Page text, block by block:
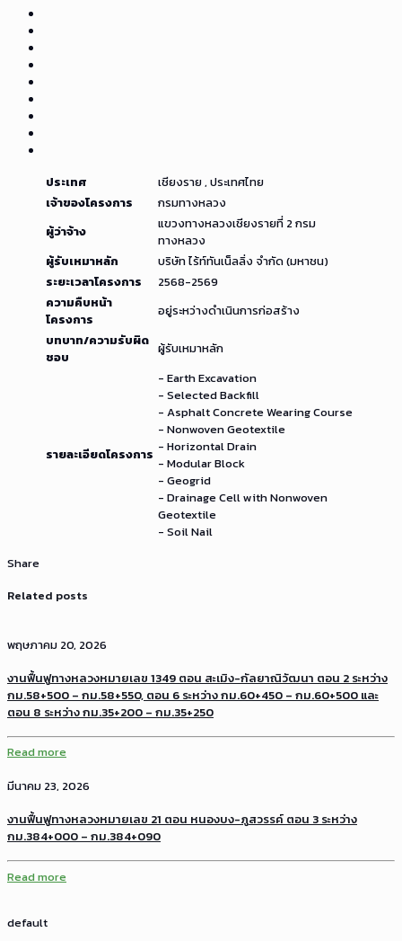
ประเทศ
เชียงราย , ประเทศไทย
เจ้าของโครงการ
กรมทางหลวง
ผู้ว่าจ้าง
แขวงทางหลวงเชียงรายที่ 2 กรม
ทางหลวง
ผู้รับเหมาหลัก
บริษัท ไร้ท์ทันเน็ลลิ่ง จำกัด (มหาชน)
ระยะเวลาโครงการ
2568-2569
ความคืบหน้า
โครงการ
อยู่ระหว่างดำเนินการก่อสร้าง
บทบาท/ความรับผิด
ชอบ
ผู้รับเหมาหลัก
รายละเอียดโครงการ
- Earth Excavation
- Selected Backfill
- Asphalt Concrete Wearing Course
- Nonwoven Geotextile
- Horizontal Drain
- Modular Block
- Geogrid
- Drainage Cell with Nonwoven
Geotextile
- Soil Nail
Share
Related posts
พฤษภาคม 20, 2026
งานฟื้นฟูทางหลวงหมายเลข 1349 ตอน สะเมิง-กัลยาณิวัฒนา ตอน 2 ระหว่าง
กม.58+500 – กม.58+550, ตอน 6 ระหว่าง กม.60+450 – กม.60+500 และ
ตอน 8 ระหว่าง กม.35+200 – กม.35+250
Read more
มีนาคม 23, 2026
งานฟื้นฟูทางหลวงหมายเลข 21 ตอน หนองบง-ภูสวรรค์ ตอน 3 ระหว่าง
กม.384+000 – กม.384+090
Read more
default